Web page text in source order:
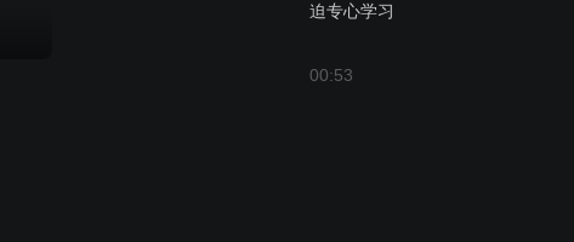
迫专心学习
00:53